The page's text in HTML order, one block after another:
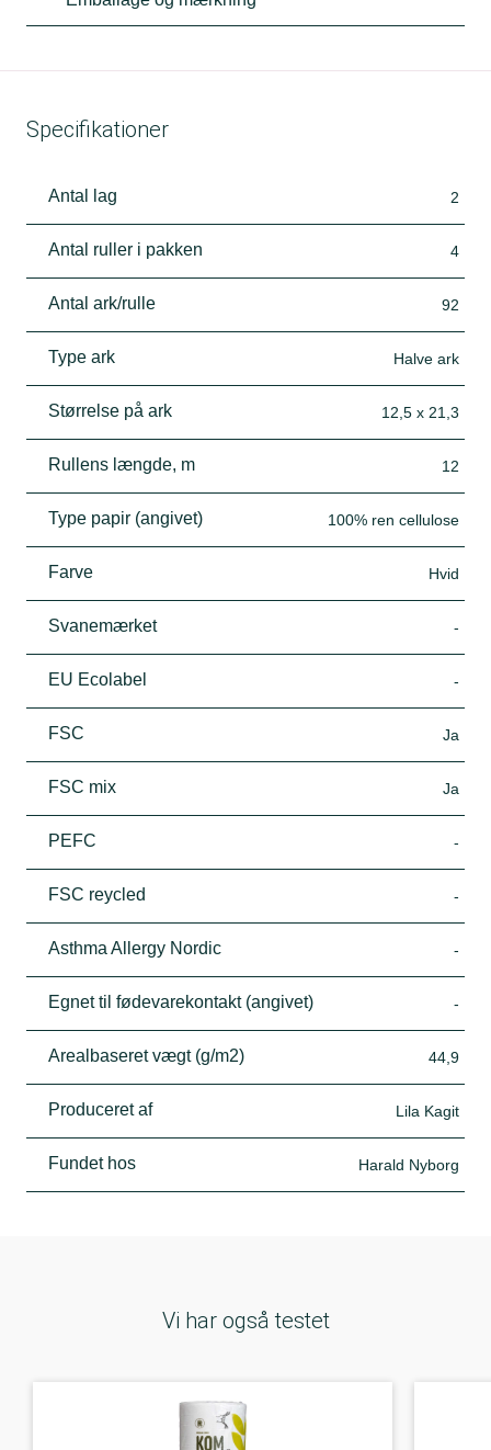
Specifikationer
Antal lag 2
Antal ruller i pakken 4
Antal ark/rulle 92
Type ark Halve ark
Størrelse på ark 12,5 x 21,3
Rullens længde, m 12
Type papir (angivet) 100% ren cellulose
Farve Hvid
Svanemærket -
EU Ecolabel -
FSC Ja
FSC mix Ja
PEFC -
FSC reycled -
Asthma Allergy Nordic -
Egnet til fødevarekontakt (angivet) -
Arealbaseret vægt (g/m2) 44,9
Produceret af Lila Kagit
Fundet hos Harald Nyborg
Vi har også testet